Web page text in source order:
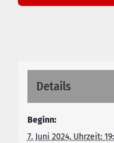
Details
Beginn:
7. Juni 2024, Uhrzeit: